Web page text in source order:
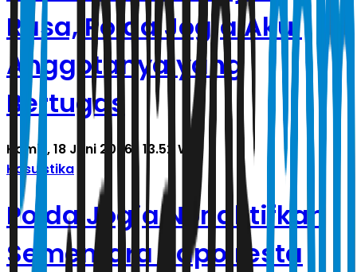
Rasa, Polda Jogja Akui
Anggotanya yang
Bertugas
Kamis, 18 Juni 2026 | 13.52 WIB
Kasuistika
Polda Jogja Nonaktifkan
Sementara Kapolresta